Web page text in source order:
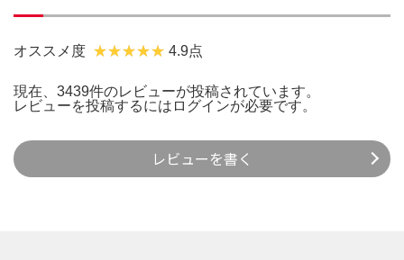
オススメ度 4.9点
現在、3439件のレビューが投稿されています。
レビューを投稿するには ログインが必要です。
レビューを書く